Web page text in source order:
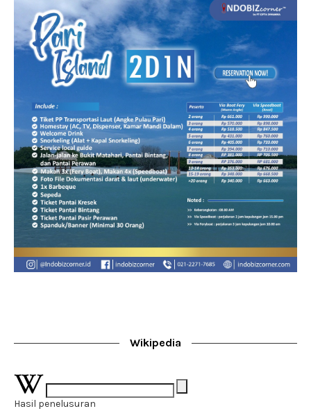
Wikipedia
Hasil penelusuran